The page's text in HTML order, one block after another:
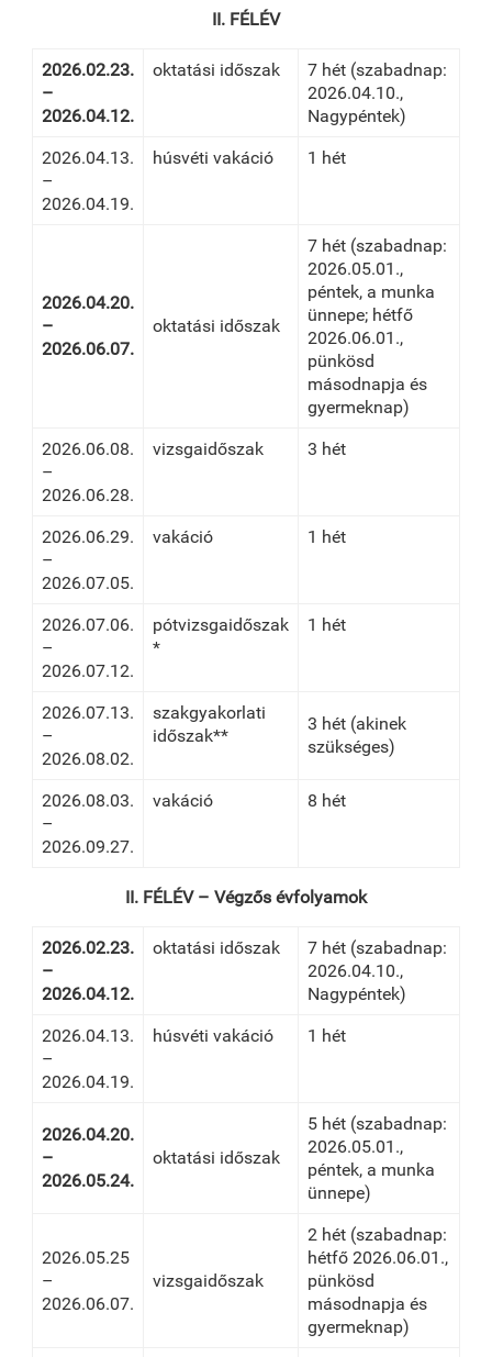
II. FÉLÉV
2026.02.23.
–
2026.04.12.
oktatási időszak
7 hét (szabadnap:
2026.04.10.,
Nagypéntek)
2026.04.13.
–
2026.04.19.
húsvéti vakáció 1 hét
2026.04.20.
–
2026.06.07.
oktatási időszak
7 hét (szabadnap:
2026.05.01.,
péntek, a munka
ünnepe; hétfő
2026.06.01.,
pünkösd
másodnapja és
gyermeknap)
2026.06.08.
–
2026.06.28.
vizsgaidőszak 3 hét
2026.06.29.
–
2026.07.05.
vakáció 1 hét
2026.07.06.
–
2026.07.12.
pótvizsgaidőszak
*
1 hét
2026.07.13.
–
2026.08.02.
szakgyakorlati
időszak**
3 hét (akinek
szükséges)
2026.08.03.
–
2026.09.27.
vakáció 8 hét
II. FÉLÉV – Végzős évfolyamok
2026.02.23.
–
2026.04.12.
oktatási időszak
7 hét (szabadnap:
2026.04.10.,
Nagypéntek)
2026.04.13.
–
2026.04.19.
húsvéti vakáció 1 hét
2026.04.20.
–
2026.05.24.
oktatási időszak
5 hét (szabadnap:
2026.05.01.,
péntek, a munka
ünnepe)
2026.05.25
–
2026.06.07.
vizsgaidőszak
2 hét (szabadnap:
hétfő 2026.06.01.,
pünkösd
másodnapja és
gyermeknap)